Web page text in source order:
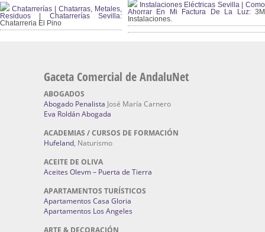
Chatarrerías | Chatarras, Metales,
Residuos | Chatarrerías Sevilla:
Chatarreria El Pino
Instalaciones Eléctricas Sevilla | Como
Ahorrar En Mi Factura De La Luz:3M
Instalaciones.
Gaceta Comercial de AndaluNet
ABOGADOS
Abogado Penalista José María Carnero
Eva Roldán Abogada
ACADEMIAS / CURSOS DE FORMACIÓN
Hufeland, Naturismo
ACEITE DE OLIVA
Aceites Olevm – Puerta de Tierra
APARTAMENTOS TURÍSTICOS
Apartamentos Casa Gloria
Apartamentos Los Angeles
ARTE & DECORACIÓN